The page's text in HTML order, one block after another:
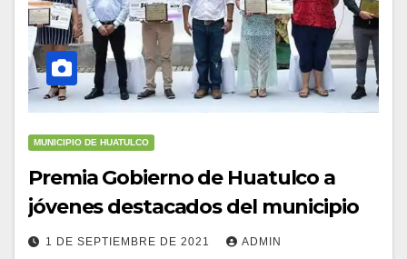
MUNICIPIO DE HUATULCO
Premia Gobierno de Huatulco a
jóvenes destacados del municipio
1 DE SEPTIEMBRE DE 2021 ADMIN